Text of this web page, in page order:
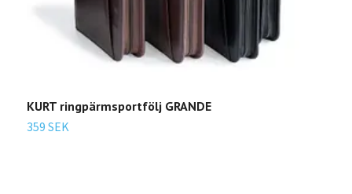
KURT ringpärmsportfölj GRANDE
359 SEK